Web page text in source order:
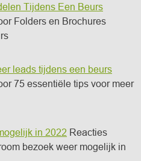
Tijdens Een Beurs
Folders en Brochures
leads tijdens een beurs
75 essentiële tips voor meer
in 2022 Reacties
bezoek weer mogelijk in